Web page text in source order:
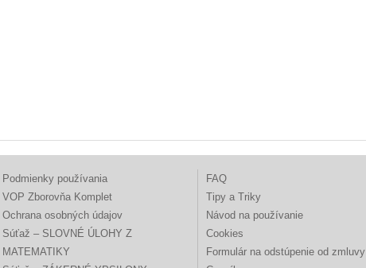
Podmienky používania
VOP Zborovňa Komplet
Ochrana osobných údajov
Súťaž – SLOVNÉ ÚLOHY Z
MATEMATIKY
FAQ
Tipy a Triky
Návod na používanie
Cookies
Formulár na odstúpenie od zmluvy